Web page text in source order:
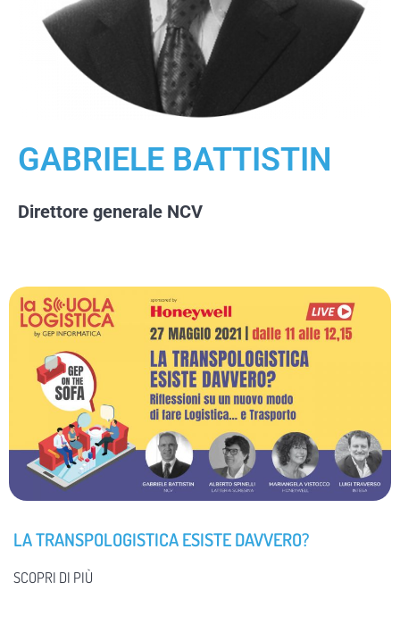
GABRIELE BATTISTIN
Direttore generale NCV
LA TRANSPOLOGISTICA ESISTE DAVVERO?
SCOPRI DI PIÙ